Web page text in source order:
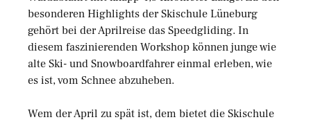
besonderen Highlights der Skischule Lüneburg
gehört bei der Aprilreise das Speedgliding. In
diesem faszinierenden Workshop können junge wie
alte Ski- und Snowboardfahrer einmal erleben, wie
es ist, vom Schnee abzuheben.
Wem der April zu spät ist, dem bietet die Skischule